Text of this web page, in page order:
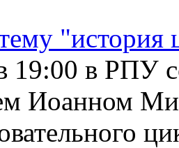
"история
19:00 в РПУ
Иоанном